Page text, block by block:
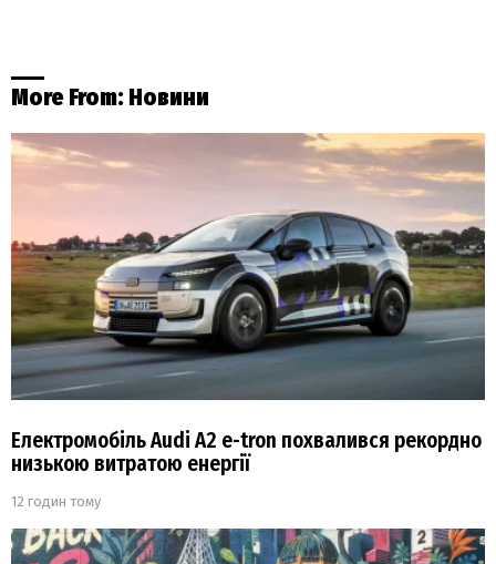
More From: Новини
Електромобіль Audi A2 e-tron похвалився рекордно
низькою витратою енергії
12 годин тому